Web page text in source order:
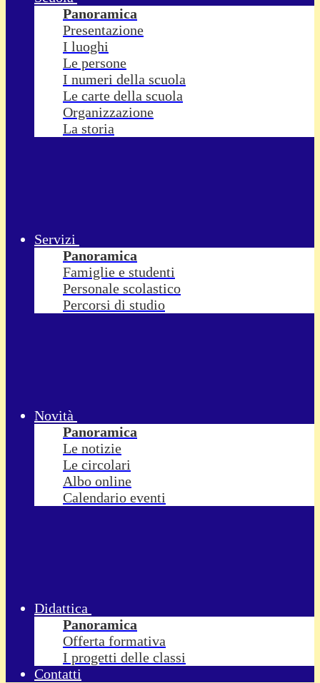
Panoramica
Presentazione
I luoghi
Le persone
I numeri della scuola
Le carte della scuola
Organizzazione
La storia
Servizi
Panoramica
Famiglie e studenti
Personale scolastico
Percorsi di studio
Novità
Panoramica
Le notizie
Le circolari
Albo online
Calendario eventi
Didattica
Panoramica
Offerta formativa
I progetti delle classi
Contatti